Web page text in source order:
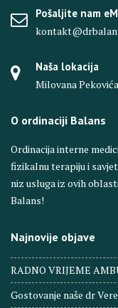
Pošaljite nam
Naša lokacija
Milovana
O ordinaciji Balans
Ordinacija interne
fizikalnu terapiju i
niz usluga iz ovih
Balans!
Najnovije objave
RADNO VRIJEME
Gostovanje naše dr